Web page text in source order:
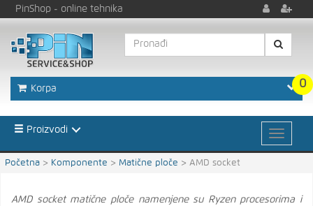
PinShop - online tehnika
0
Korpa
Proizvodi
Početna > Komponente > Matične ploče >AMD socket
AMD socket matične ploče namenjene su Ryzen procesorima i